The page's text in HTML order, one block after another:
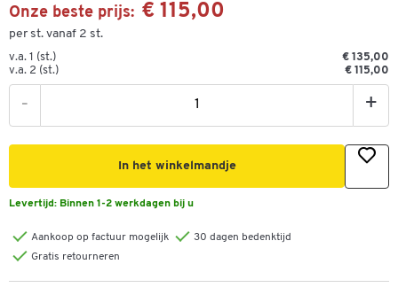
Onze beste prijs: € 115,00
per st. vanaf 2 st.
v.a. 1 (st.)
€ 135,00
v.a. 2 (st.)
€ 115,00
- +
In het winkelmandje
Levertijd: Binnen 1-2 werkdagen bij u
Aankoop op factuur mogelijk
30 dagen bedenktijd
Gratis retourneren